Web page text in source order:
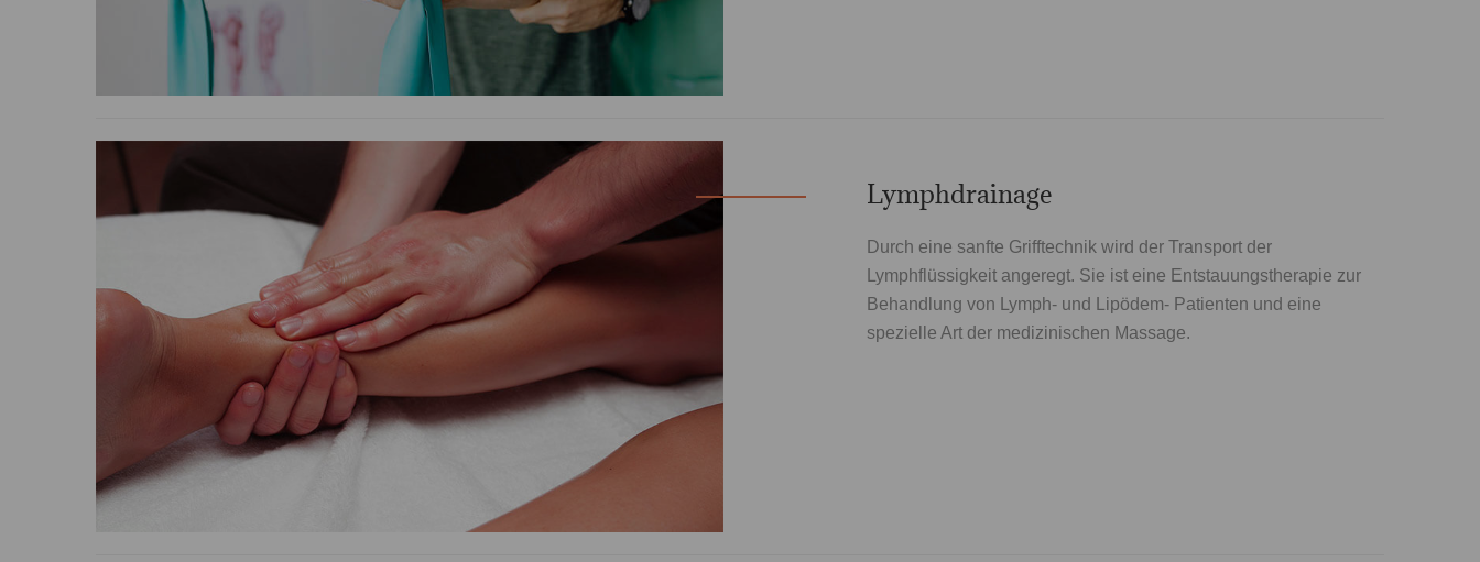
Lymphdrainage
Durch eine sanfte Grifftechnik wird der Transport der
Lymphflüssigkeit angeregt. Sie ist eine Entstauungstherapie zur
Behandlung von Lymph- und Lipödem- Patienten und eine
spezielle Art der medizinischen Massage.